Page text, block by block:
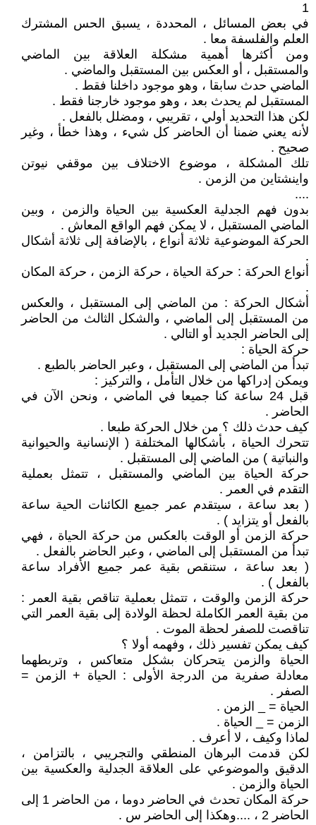
1
في بعض المسائل ، المحددة ، يسبق الحس المشترك
العلم والفلسفة معا .
ومن أكثرها أهمية مشكلة العلاقة بين الماضي
والمستقبل ، أو العكس بين المستقبل والماضي .
الماضي حدث سابقا ، وهو موجود داخلنا فقط .
المستقبل لم يحدث بعد ، وهو موجود خارجنا فقط .
لكن هذا التحديد أولي ، تقريبي ، ومضلل بالفعل .
لأنه يعني ضمنا أن الحاضر كل شيء ، وهذا خطأ ، وغير
صحيح .
تلك المشكلة ، موضوع الاختلاف بين موقفي نيوتن
واينشتاين من الزمن .
....
بدون فهم الجدلية العكسية بين الحياة والزمن ، وبين
الماضي المستقبل ، لا يمكن فهم الواقع المعاش .
الحركة الموضوعية ثلاثة أنواع ، بالإضافة إلى ثلاثة أشكال
.
أنواع الحركة : حركة الحياة ، حركة الزمن ، حركة المكان
.
أشكال الحركة : من الماضي إلى المستقبل ، والعكس
من المستقبل إلى الماضي ، والشكل الثالث من الحاضر
إلى الحاضر الجديد أو التالي .
حركة الحياة :
تبدأ من الماضي إلى المستقبل ، وعبر الحاضر بالطبع .
ويمكن إدراكها من خلال التأمل ، والتركيز :
قبل 24 ساعة كنا جميعا في الماضي ، ونحن الآن في
الحاضر .
كيف حدث ذلك ؟ من خلال الحركة طبعا .
تتحرك الحياة ، بأشكالها المختلفة ( الإنسانية والحيوانية
والنباتية ) من الماضي إلى المستقبل .
حركة الحياة بين الماضي والمستقبل ، تتمثل بعملية
التقدم في العمر .
( بعد ساعة ، سيتقدم عمر جميع الكائنات الحية ساعة
بالفعل أو يتزايد ) .
حركة الزمن أو الوقت بالعكس من حركة الحياة ، فهي
تبدأ من المستقبل إلى الماضي ، وعبر الحاضر بالفعل .
( بعد ساعة ، ستنقص بقية عمر جميع الأفراد ساعة
بالفعل ) .
حركة الزمن والوقت ، تتمثل بعملية تناقص بقية العمر :
من بقية العمر الكاملة لحظة الولادة إلى بقية العمر التي
تناقصت للصفر لحظة الموت .
كيف يمكن تفسير ذلك ، وفهمه أولا ؟
الحياة والزمن يتحركان بشكل متعاكس ، وتربطهما
معادلة صفرية من الدرجة الأولى : الحياة + الزمن =
الصفر .
الحياة = _ الزمن .
الزمن = _ الحياة .
لماذا وكيف ، لا أعرف .
لكن قدمت البرهان المنطقي والتجريبي ، بالتزامن ،
الدقيق والموضوعي على العلاقة الجدلية والعكسية بين
الحياة والزمن .
حركة المكان تحدث في الحاضر دوما ، من الحاضر 1 إلى
الحاضر 2 ، ....وهكذا إلى الحاضر س .